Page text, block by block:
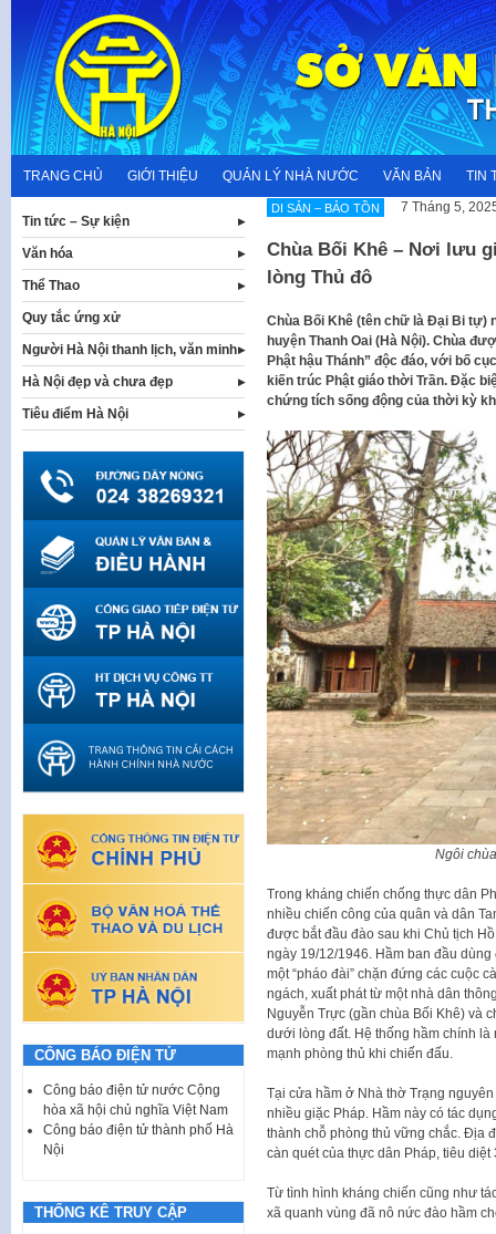
content
TRANG CHỦ GIỚI THIỆU QUẢN LÝ NHÀ NƯỚC VĂN BẢN TIN
DI SẢN – BẢO TỒN 7 Tháng 5,
Chùa Bối Khê – Nơi lưu
lòng Thủ đô
Chùa Bối Khê (tên chữ là Đại Bi tự)
huyện Thanh Oai (Hà Nội). Chùa
Phật hậu Thánh” độc đáo, với bố
kiến trúc Phật giáo thời Trần. Đặc
chứng tích sống động của thời kỳ
Ngôi
Trong kháng chiến chống thực dân
nhiều chiến công của quân và dân
được bắt đầu đào sau khi Chủ tịch
ngày 19/12/1946. Hầm ban đầu
một “pháo đài” chặn đứng các cuộc
ngách, xuất phát từ một nhà dân
Nguyễn Trực (gần chùa Bối Khê) và
dưới lòng đất. Hệ thống hầm chính
mạnh phòng thủ khi chiến đấu.
Tại cửa hầm ở Nhà thờ Trạng
nhiều giặc Pháp. Hầm này có tác
thành chỗ phòng thủ vững chắc. Địa
càn quét của thực dân Pháp, tiêu diệt
Từ tình hình kháng chiến cũng như
xã quanh vùng đã nô nức đào hầm
Tin tức – Sự kiện
Văn hóa
Thể Thao
Quy tắc ứng xử
Người Hà Nội thanh lịch, văn minh
Hà Nội đẹp và chưa đẹp
Tiêu điểm Hà Nội
CÔNG BÁO ĐIỆN TỬ
Công báo điện tử nước Cộng
hòa xã hội chủ nghĩa Việt Nam
Công báo điện tử thành phố Hà
Nội
THỐNG KÊ TRUY CẬP